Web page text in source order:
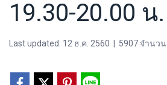
19.30-20.00 น.
Last updated: 12 ธ.ค. 2560 5907 จำนว